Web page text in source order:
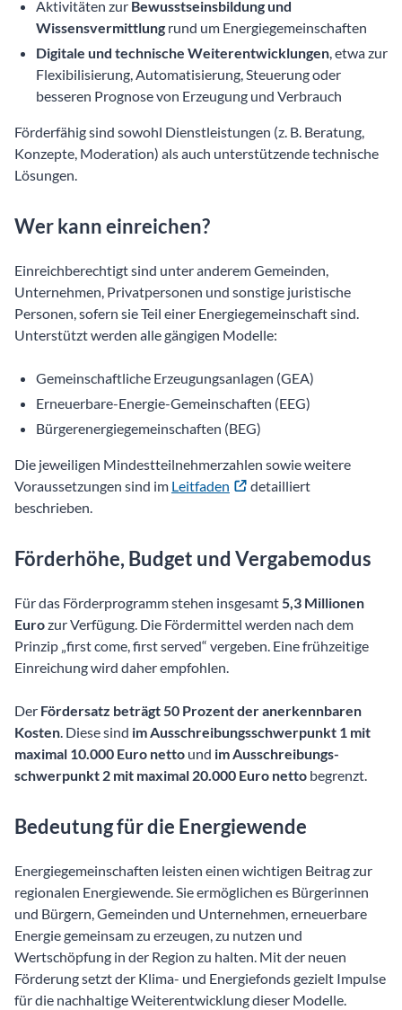
Aktivitäten zur Bewusstseinsbildung und
Wissensvermittlung rund um Energiegemeinschaften
Digitale und technische Weiterentwicklungen, etwa zur
Flexibilisierung, Automatisierung, Steuerung oder
besseren Prognose von Erzeugung und Verbrauch
Förderfähig sind sowohl Dienstleistungen (z. B. Beratung,
Konzepte, Moderation) als auch unterstützende technische
Lösungen.
Wer kann einreichen?
Einreichberechtigt sind unter anderem Gemeinden,
Unternehmen, Privatpersonen und sonstige juristische
Personen, sofern sie Teil einer Energiegemeinschaft sind.
Unterstützt werden alle gängigen Modelle:
Gemeinschaftliche Erzeugungsanlagen (GEA)
Erneuerbare-Energie-Gemeinschaften (EEG)
Bürgerenergiegemeinschaften (BEG)
Die jeweiligen Mindestteilnehmerzahlen sowie weitere
Voraussetzungen sind im Leitfaden
detailliert
beschrieben.
Förderhöhe, Budget und Vergabemodus
Für das Förderprogramm stehen insgesamt5,3 Millionen
Eurozur Verfügung. Die Fördermittel werden nach dem
Prinzip „first come, first served“ vergeben. Eine frühzeitige
Einreichung wird daher empfohlen.
Der Fördersatz beträgt 50 Prozent der anerkennbaren
Kosten. Diese sind im Ausschreibungs­schwerpunkt 1 mit
maximal 10.000 Euro netto und im Ausschreibungs­
schwerpunkt 2 mit maximal 20.000 Euro netto begrenzt.
Bedeutung für die Energiewende
Energiegemeinschaften leisten einen wichtigen Beitrag zur
regionalen Energiewende. Sie ermöglichen es Bürgerinnen
und Bürgern, Gemeinden und Unternehmen, erneuerbare
Energie gemeinsam zu erzeugen, zu nutzen und
Wertschöpfung in der Region zu halten. Mit der neuen
Förderung setzt der Klima- und Energiefonds gezielt Impulse
für die nachhaltige Weiterentwicklung dieser Modelle.